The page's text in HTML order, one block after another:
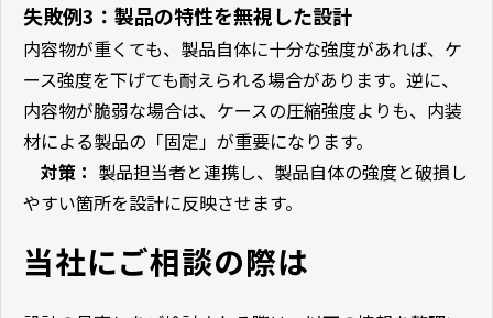
失敗例3 ：製品の特性を無視した設計
内容物が重くても、製品自体に十分な強度があれば、ケ
ース強度を下げても耐えられる場合があります。逆に、
内容物が脆弱な場合は、ケースの圧縮強度よりも、内装
材による製品の「固定」が重要になります。
対策： 製品担当者と連携し、製品自体の強度と破損し
やすい箇所を設計に反映させます。
当社にご相談の際は